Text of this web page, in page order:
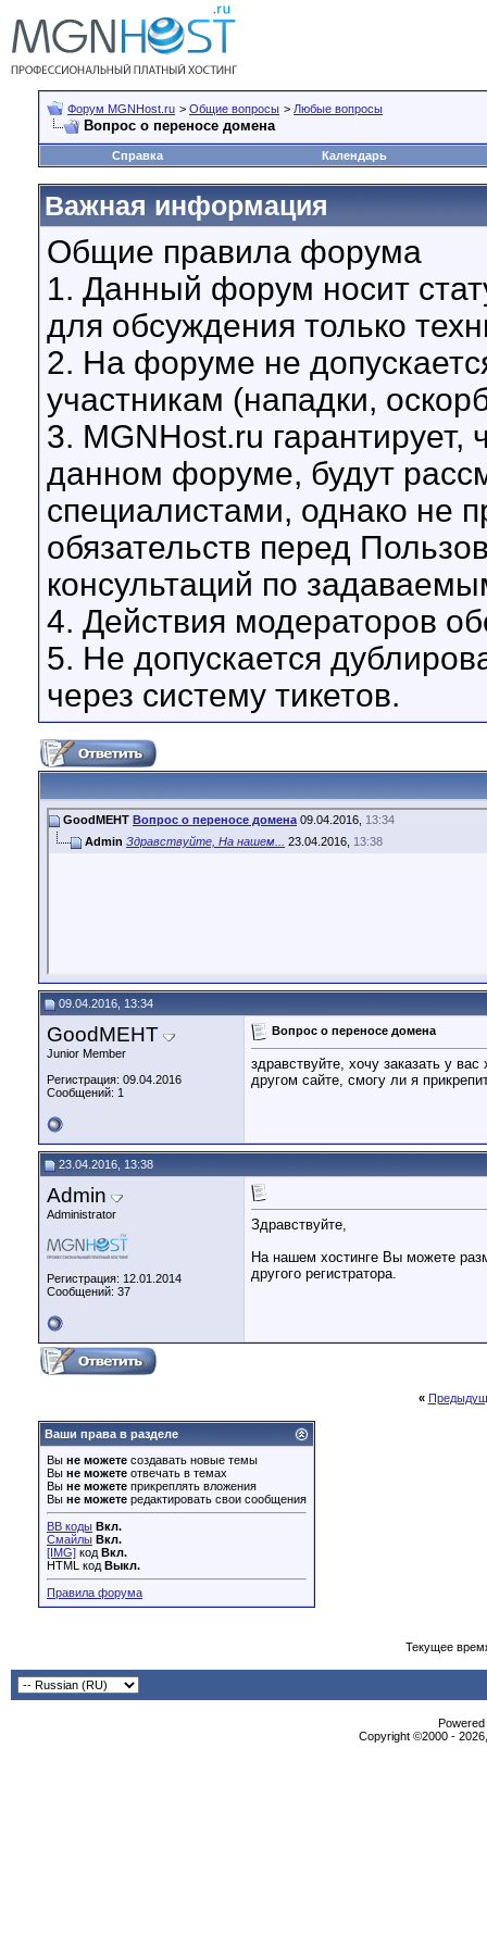
Форум MGNHost.ru > Общие вопросы > Любые вопросы
Вопрос о переносе домена
Справка Календарь
Важная информация
Общие правила форума
1. Данный форум носит
для обсуждения только
2. На форуме не
участникам (нападки,
3. MGNHost.ru
данном форуме, будут
специалистами, однако не
обязательств перед
консультаций по
4. Действия модераторов
5. Не допускается
через систему тикетов.
GoodMEHT Вопрос о переносе домена 09.04.2016, 13:34
Admin Здравствуйте, На нашем... 23.04.2016, 13:38
09.04.2016, 13:34
GoodMEHT
Junior Member
Регистрация: 09.04.2016
Сообщений: 1
Вопрос о переносе домена
здравствуйте, хочу заказать у
другом сайте, смогу ли я
23.04.2016, 13:38
Admin
Administrator
Регистрация: 12.01.2014
Сообщений: 37
Здравствуйте,
На нашем хостинге Вы можете
другого регистратора.
«
Ваши права в разделе
Вы не можете создавать новые темы
Вы не можете отвечать в темах
Вы не можете прикреплять вложения
Вы не можете редактировать свои сообщения
BB коды Вкл.
Смайлы Вкл.
[IMG] код Вкл.
HTML код Выкл.
Правила форума
Текущее
Copyright ©2000 -